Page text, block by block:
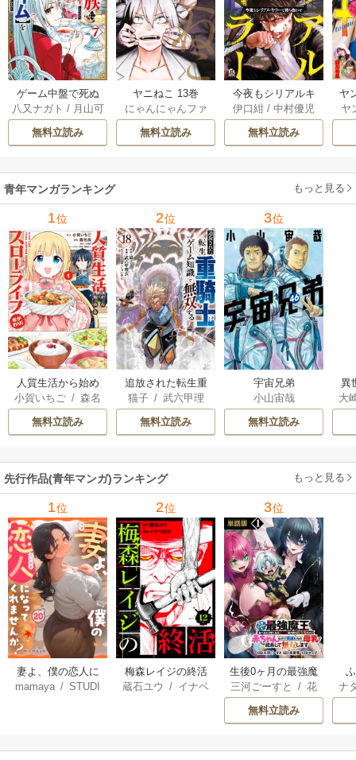
ゲーム中盤で死ぬ
悪役貴族に転生し
たので、外れスキ
ル【テイム】を駆
してみた 7巻
八又ナガト / 月山可
也
無料立読み
ヤニねこ 13巻
にゃんにゃんファ
クトリー
無料立読み
今夜もシリアルキ
ラーと待ち合わせ 5
巻
伊口紺 /中村優児
無料立読み
ヤ
ヤ
青年マンガランキング もっと見る
1位
人質生活から始め
るスローライフ
小賀いちご /森名
尚
無料立読み
2位
追放された転生重
騎士はゲーム知識
で無双する
猫子/ 武六甲理
衣/じゃいあん
無料立読み
3位
宇宙兄弟
小山宙哉
無料立読み
異
は
大
Ａ
先行作品(青年マンガ)ランキング もっと見る
1位
妻よ、僕の恋人に
なってくれません
mamaya/STUDI
2位
梅森レイジの終活
蔵石ユウ / イナベ
3位
生後0ヶ月の最強魔
王 食べるだけ強
くなるチート能力
持ち転生者だけど
雄たちの母乳で成
三河ごーすと /花
房雪/ マップ
無料立読み
ナ